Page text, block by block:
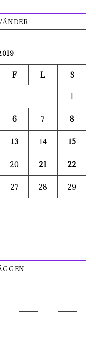
F L S
1
6 7 8
13 14 15
20 21 22
27 28 29